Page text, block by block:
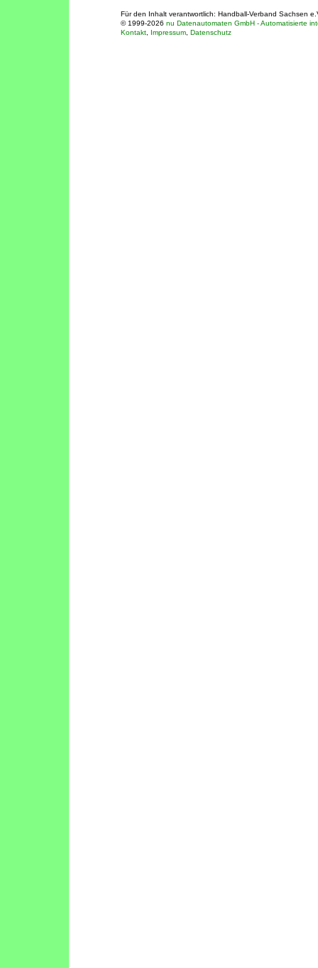
Für den Inhalt verantwortlich: Handball-Verband Sachsen
© 1999-2026 nu Datenautomaten GmbH - Automatisierte
Kontakt
Impressum Datenschutz